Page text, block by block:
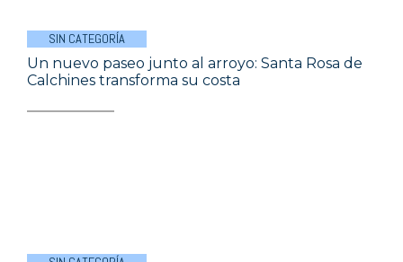
SIN CATEGORÍA
Un nuevo paseo junto al arroyo: Santa Rosa de
Calchines transforma su costa